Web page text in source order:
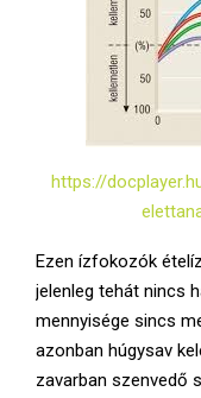
https://
Ezen ízfokozók
jelenleg tehát nincs
mennyisége sincs
azonban húgysav
zavarban szenvedő